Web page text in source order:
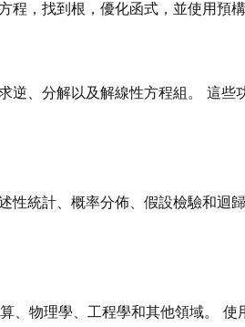
，找到根，優化函式，並使用預構
、分解以及解線性方程組。 這些
統計、概率分佈、假設檢驗和迴
、物理學、工程學和其他領域。